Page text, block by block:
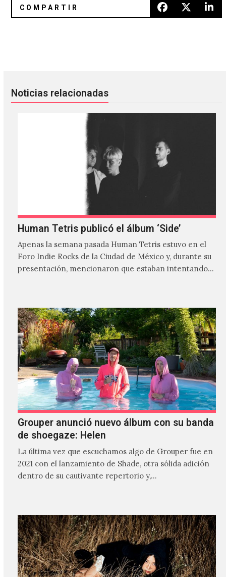
Noticias relacionadas
Human Tetris publicó el álbum ‘Side’
Apenas la semana pasada Human Tetris estuvo en el
Foro Indie Rocks de la Ciudad de México y, durante su
presentación, mencionaron que estaban intentando…
Grouper anunció nuevo álbum con su banda
de shoegaze: Helen
La última vez que escuchamos algo de Grouper fue en
2021 con el lanzamiento de Shade, otra sólida adición
dentro de su cautivante repertorio y,…